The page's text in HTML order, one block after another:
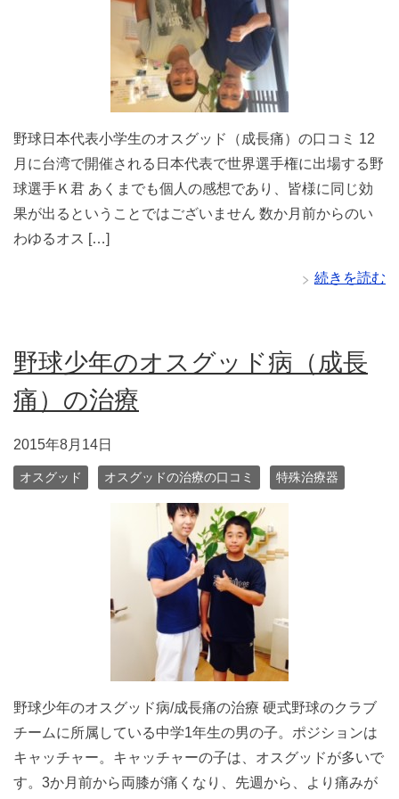
野球日本代表小学生のオスグッド（成長痛）の口コミ 12
月に台湾で開催される日本代表で世界選手権に出場する野
球選手Ｋ君 あくまでも個人の感想であり、皆様に同じ効
果が出るということではございません 数か月前からのい
わゆるオス […]
続きを読む
野球少年のオスグッド病（成長
痛）の治療
2015年8月14日
オスグッド オスグッドの治療の口コミ 特殊治療器
野球少年のオスグッド病/成長痛の治療 硬式野球のクラブ
チームに所属している中学1年生の男の子。ポジションは
キャッチャー。キャッチャーの子は、オスグッドが多いで
す。3か月前から両膝が痛くなり、先週から、より痛みが